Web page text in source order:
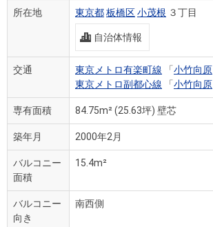
所在地 東京都板橋区小茂根 ３丁目
自治体情報
交通 東京メトロ有楽町線 「小竹向原
東京メトロ副都心線 「小竹向原
専有面積 84.75m²(25.63坪) 壁芯
築年月 2000年2月
バルコニー
面積
15.4m²
バルコニー
向き
南西側